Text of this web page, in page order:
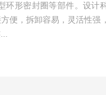
环形密封圈等部件。设计
便，拆卸容易，灵活性强